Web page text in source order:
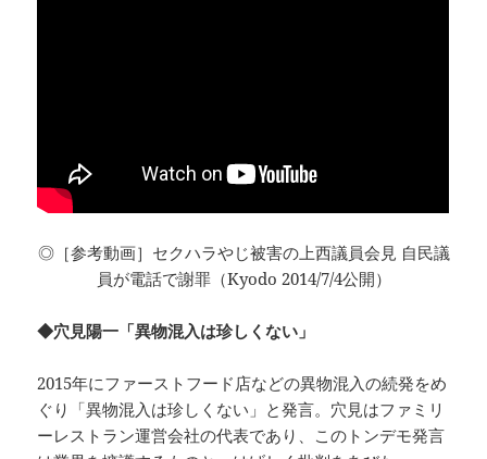
◎［参考動画］セクハラやじ被害の上西議員会見 自民議
員が電話で謝罪（Kyodo 2014/7/4公開）
◆穴見陽一「異物混入は珍しくない」
2015年にファーストフード店などの異物混入の続発をめ
ぐり「異物混入は珍しくない」と発言。穴見はファミリ
ーレストラン運営会社の代表であり、このトンデモ発言